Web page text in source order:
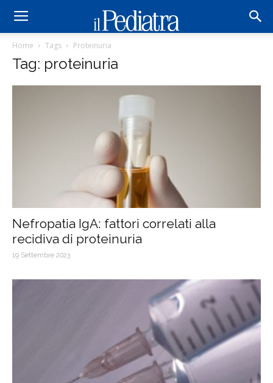
Home Tags Proteinuria
Tag: proteinuria
Nefropatia IgA: fattori correlati alla
recidiva di proteinuria
19 Settembre 2023